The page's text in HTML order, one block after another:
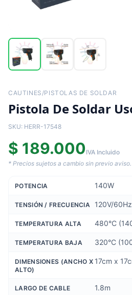
CAUTINES/PISTOLAS DE SOLDAR
Pistola De Soldar
SKU: HERR-17548
$ 189.000 IVA Incluido
* Precios sujetos a cambio sin previo aviso.
POTENCIA 140W
TENSIÓN / FRECUENCIA 120V/60Hz
TEMPERATURA ALTA 480°C
TEMPERATURA BAJA 320°C
DIMENSIONES (ANCHO X
ALTO)
17cm x
LARGO DE CABLE 1.8m